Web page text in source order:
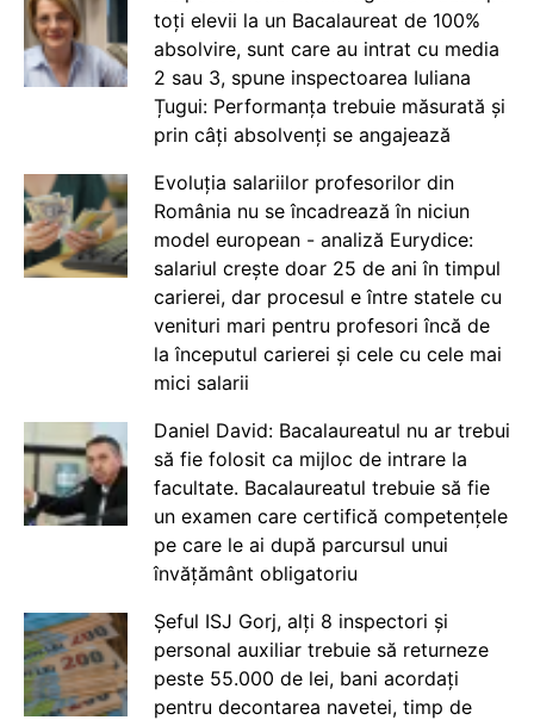
toți elevii la un Bacalaureat de 100%
absolvire, sunt care au intrat cu media
2 sau 3, spune inspectoarea Iuliana
Țugui: Performanța trebuie măsurată și
prin câți absolvenți se angajează
Evoluția salariilor profesorilor din
România nu se încadrează în niciun
model european - analiză Eurydice:
salariul crește doar 25 de ani în timpul
carierei, dar procesul e între statele cu
venituri mari pentru profesori încă de
la începutul carierei și cele cu cele mai
mici salarii
Daniel David: Bacalaureatul nu ar trebui
să fie folosit ca mijloc de intrare la
facultate. Bacalaureatul trebuie să fie
un examen care certifică competențele
pe care le ai după parcursul unui
învățământ obligatoriu
Șeful ISJ Gorj, alți 8 inspectori și
personal auxiliar trebuie să returneze
peste 55.000 de lei, bani acordați
pentru decontarea navetei, timp de